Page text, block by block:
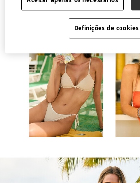
Definições de cookies